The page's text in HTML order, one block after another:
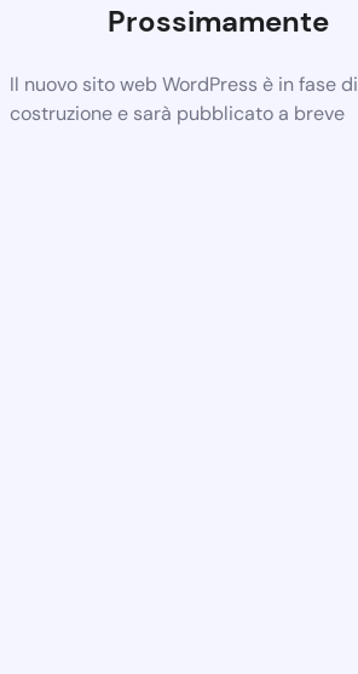
Prossimamente
Il nuovo sito web WordPress è in fase di
costruzione e sarà pubblicato a breve